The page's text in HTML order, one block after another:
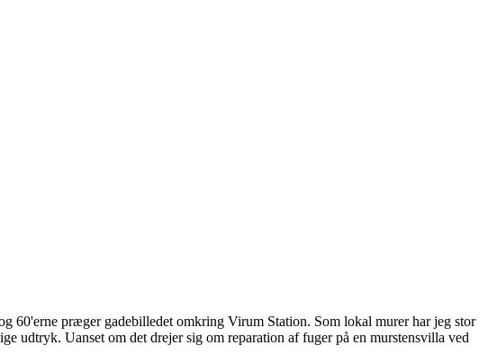
60'erne præger gadebilledet omkring Virum Station. Som lokal murer har jeg stor
udtryk. Uanset om det drejer sig om reparation af fuger på en murstensvilla ved